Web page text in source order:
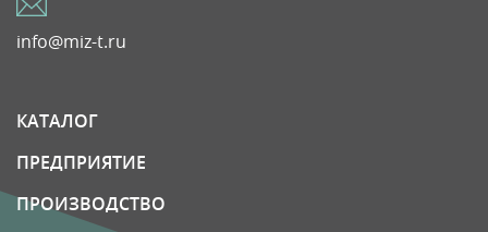
info@miz-t.ru
КАТАЛОГ
ПРЕДПРИЯТИЕ
ПРОИЗВОДСТВО